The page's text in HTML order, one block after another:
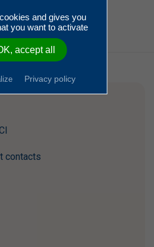
contacts
and gives you
you want to activate
accept all
Privacy policy